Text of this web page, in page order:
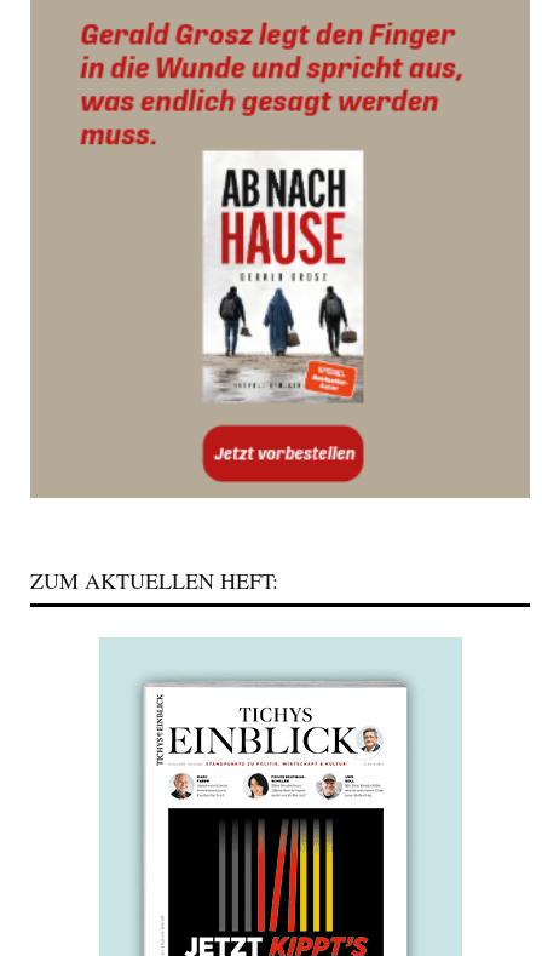
ZUM AKTUELLEN HEFT: